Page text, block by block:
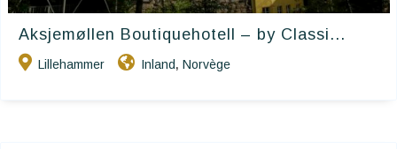
Aksjemøllen Boutiquehotell – by Classi...
Lillehammer Inland , Norvège